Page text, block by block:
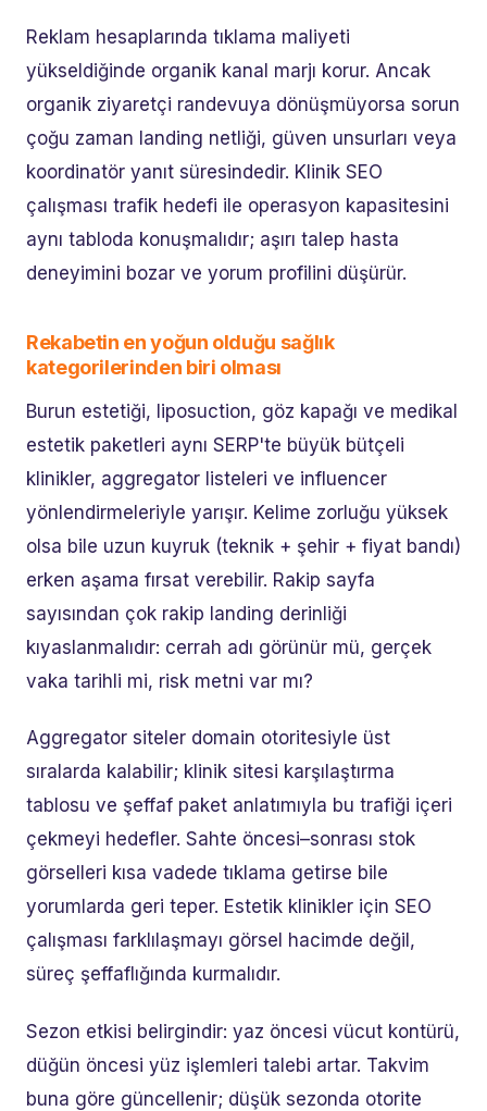
Reklam hesaplarında tıklama maliyeti
yükseldiğinde organik kanal marjı korur. Ancak
organik ziyaretçi randevuya dönüşmüyorsa sorun
çoğu zaman landing netliği, güven unsurları veya
koordinatör yanıt süresindedir. Klinik SEO
çalışması trafik hedefi ile operasyon kapasitesini
aynı tabloda konuşmalıdır; aşırı talep hasta
deneyimini bozar ve yorum profilini düşürür.
Rekabetin en yoğun olduğu sağlık
kategorilerinden biri olması
Burun estetiği, liposuction, göz kapağı ve medikal
estetik paketleri aynı SERP'te büyük bütçeli
klinikler, aggregator listeleri ve influencer
yönlendirmeleriyle yarışır. Kelime zorluğu yüksek
olsa bile uzun kuyruk (teknik + şehir + fiyat bandı)
erken aşama fırsat verebilir. Rakip sayfa
sayısından çok rakip landing derinliği
kıyaslanmalıdır: cerrah adı görünür mü, gerçek
vaka tarihli mi, risk metni var mı?
Aggregator siteler domain otoritesiyle üst
sıralarda kalabilir; klinik sitesi karşılaştırma
tablosu ve şeffaf paket anlatımıyla bu trafiği içeri
çekmeyi hedefler. Sahte öncesi–sonrası stok
görselleri kısa vadede tıklama getirse bile
yorumlarda geri teper. Estetik klinikler için SEO
çalışması farklılaşmayı görsel hacimde değil,
süreç şeffaflığında kurmalıdır.
Sezon etkisi belirgindir: yaz öncesi vücut kontürü,
düğün öncesi yüz işlemleri talebi artar. Takvim
buna göre güncellenir; düşük sezonda otorite